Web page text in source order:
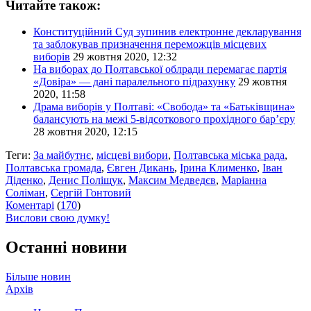
Читайте також:
Конституційний Суд зупинив електронне декларування
та заблокував призначення переможців місцевих
виборів 29 жовтня 2020, 12:32
На виборах до Полтавської облради перемагає партія
«Довіра» — дані паралельного підрахунку 29 жовтня
2020, 11:58
Драма виборів у Полтаві: «Свобода» та «Батьківщина»
балансують на межі 5-відсоткового прохідного бар’єру
28 жовтня 2020, 12:15
Теги: За майбутнє, місцеві вибори, Полтавська міська рада,
Полтавська громада, Євген Дикань, Ірина Клименко, Іван
Діденко, Денис Поліщук, Максим Медведєв, Маріанна
Соліман, Сергій Гонтовий
Коментарі (170)
Вислови свою думку!
Останні новини
Більше новин
Архів